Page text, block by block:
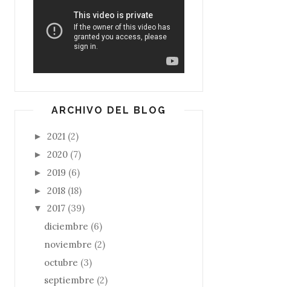
ARCHIVO DEL BLOG
► 2021 (2)
► 2020 (7)
► 2019 (6)
► 2018 (18)
▼ 2017 (39)
diciembre (6)
noviembre (2)
octubre (3)
septiembre (2)